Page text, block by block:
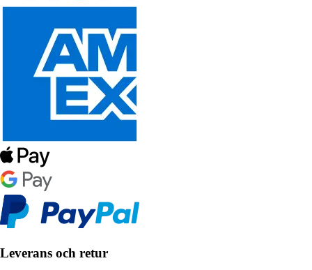
Leverans och retur